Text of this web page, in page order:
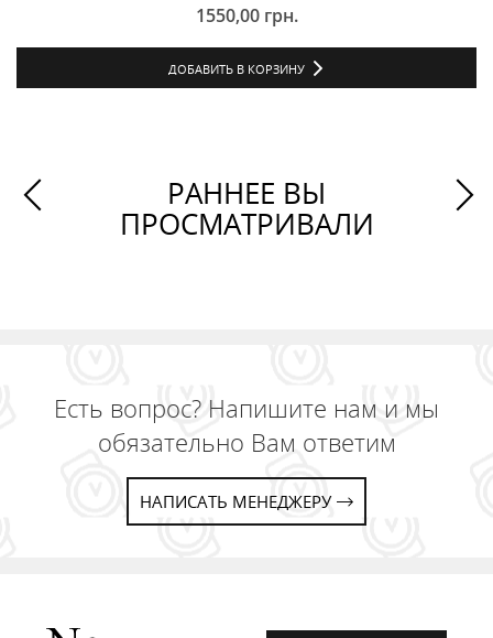
1550,00 грн.
ДОБАВИТЬ В КОРЗИНУ
РАННЕЕ ВЫ
ПРОСМАТРИВАЛИ
Есть вопрос? Напишите нам и мы
обязательно Вам ответим
НАПИСАТЬ МЕНЕДЖЕРУ